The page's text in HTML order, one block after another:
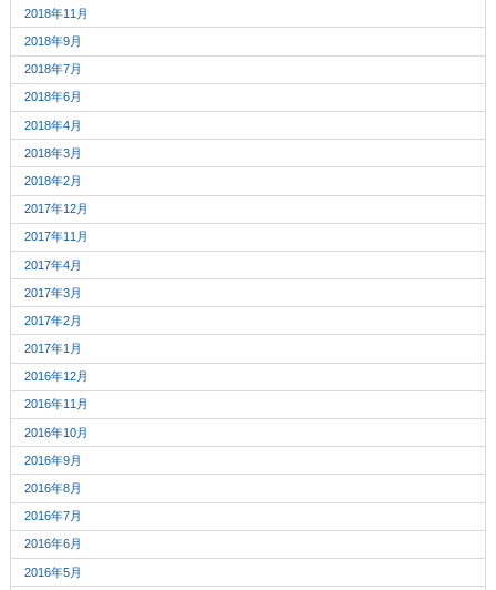
2018年11月
2018年9月
2018年7月
2018年6月
2018年4月
2018年3月
2018年2月
2017年12月
2017年11月
2017年4月
2017年3月
2017年2月
2017年1月
2016年12月
2016年11月
2016年10月
2016年9月
2016年8月
2016年7月
2016年6月
2016年5月